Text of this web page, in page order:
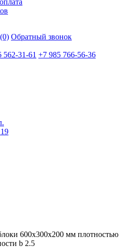
Обратный звонок
562-31-61 +7 985 766-56-36
600х300х200 мм плотностью
b 2.5